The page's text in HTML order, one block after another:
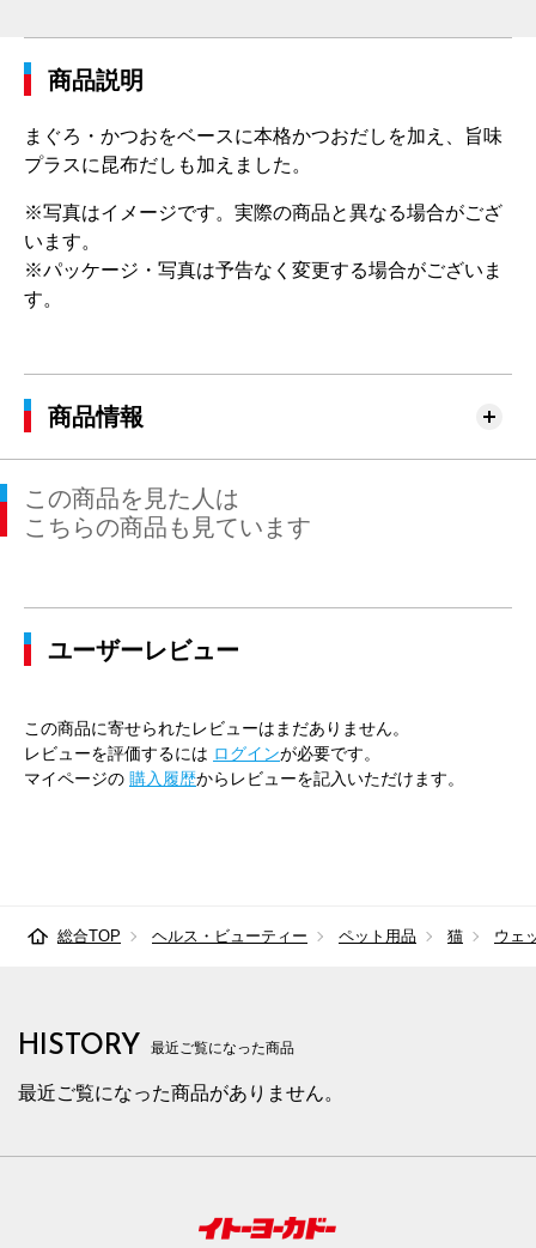
商品説明
まぐろ・かつおをベースに本格かつおだしを加え、旨味
プラスに昆布だしも加えました。
※写真はイメージです。実際の商品と異なる場合がござ
います。
※パッケージ・写真は予告なく変更する場合がございま
す。
商品情報
この商品を見た人は
こちらの商品も見ています
ユーザーレビュー
この商品に寄せられたレビューはまだありません。
レビューを評価するには ログインが必要です。
マイページの 購入履歴からレビューを記入いただけます。
総合TOP ヘルス・ビューティー ペット用品 猫 ウェ
HISTORY 最近ご覧になった商品
最近ご覧になった商品がありません。